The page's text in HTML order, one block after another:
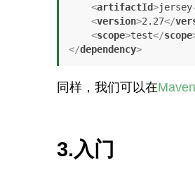
<artifactId>
<version>2.27</
<scope>test</scope
</dependency>
同样，我们可以在
3.入门